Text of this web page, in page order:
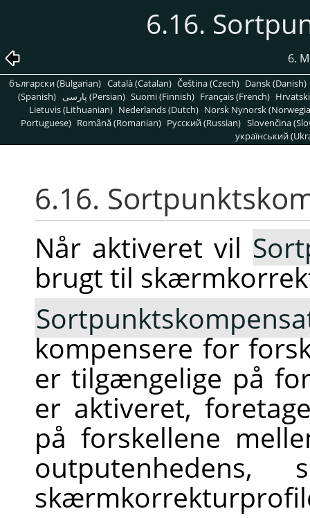
6.16.
6.
български (Bulgarian) Català (Catalan) Čeština (Czech) Dansk (Danish)
(Spanish)
پارسی (Persian) Suomi (Finnish) Français (French)
Lietuvis (Lithuanian) Nederlands (Dutch) Norsk Nynorsk
Portuguese) Română (Romanian) Pусский (Russian) Slovenčina
український
6.16.
Når aktiveret vil
brugt til
kompensere for
er tilgængelige på
er aktiveret,
på forskellene